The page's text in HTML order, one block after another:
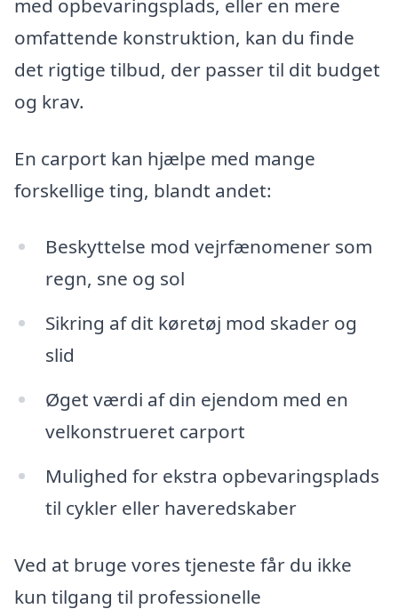
med opbevaringsplads, eller en mere
omfattende konstruktion, kan du finde
det rigtige tilbud, der passer til dit budget
og krav.
En carport kan hjælpe med mange
forskellige ting, blandt andet:
Beskyttelse mod vejrfænomener som
regn, sne og sol
Sikring af dit køretøj mod skader og
slid
Øget værdi af din ejendom med en
velkonstrueret carport
Mulighed for ekstra opbevaringsplads
til cykler eller haveredskaber
Ved at bruge vores tjeneste får du ikke
kun tilgang til professionelle